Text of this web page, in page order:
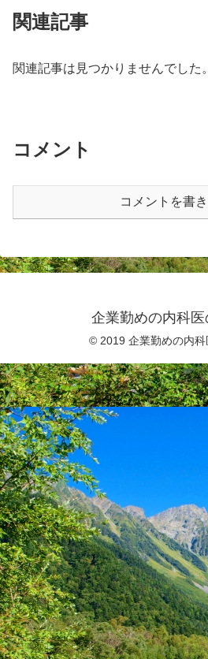
関連記事
関連記事は見つかりませんでした。
コメント
コメントを書
企業勤めの内科
© 2019 企業勤めの内科